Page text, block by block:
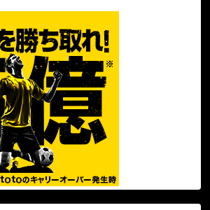
ップが面白すぎ
ｗイタズラ小僧
発見される【最
新／キャンプ／
ドジャース／
MLB／海外の反
応】